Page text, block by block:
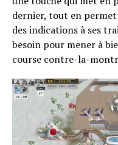
dernier, tout en
des indications à ses
besoin pour mener à
course contre-la-